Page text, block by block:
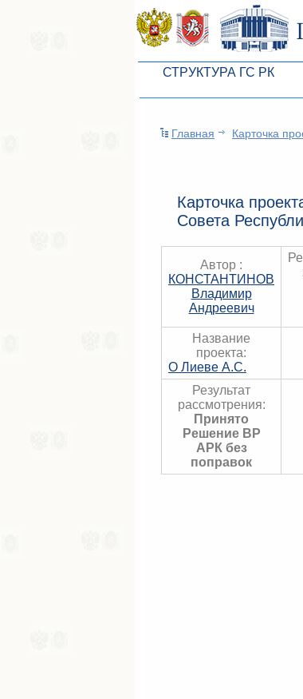
СТРУКТУРА ГС РК
Президиум ГС РК
Депутатские фракции ГС
Аппарат ГС РК
Советники
Управление делами ГС РК
Поиск депутата по округу
Главная Карточка
Карточка
Совета
Автор :
КОНСТАНТИНОВ
Владимир
Андреевич
Название
проекта:
О Лиеве А.С.
Результат
рассмотрения:
Принято
Решение ВР
АРК без
поправок